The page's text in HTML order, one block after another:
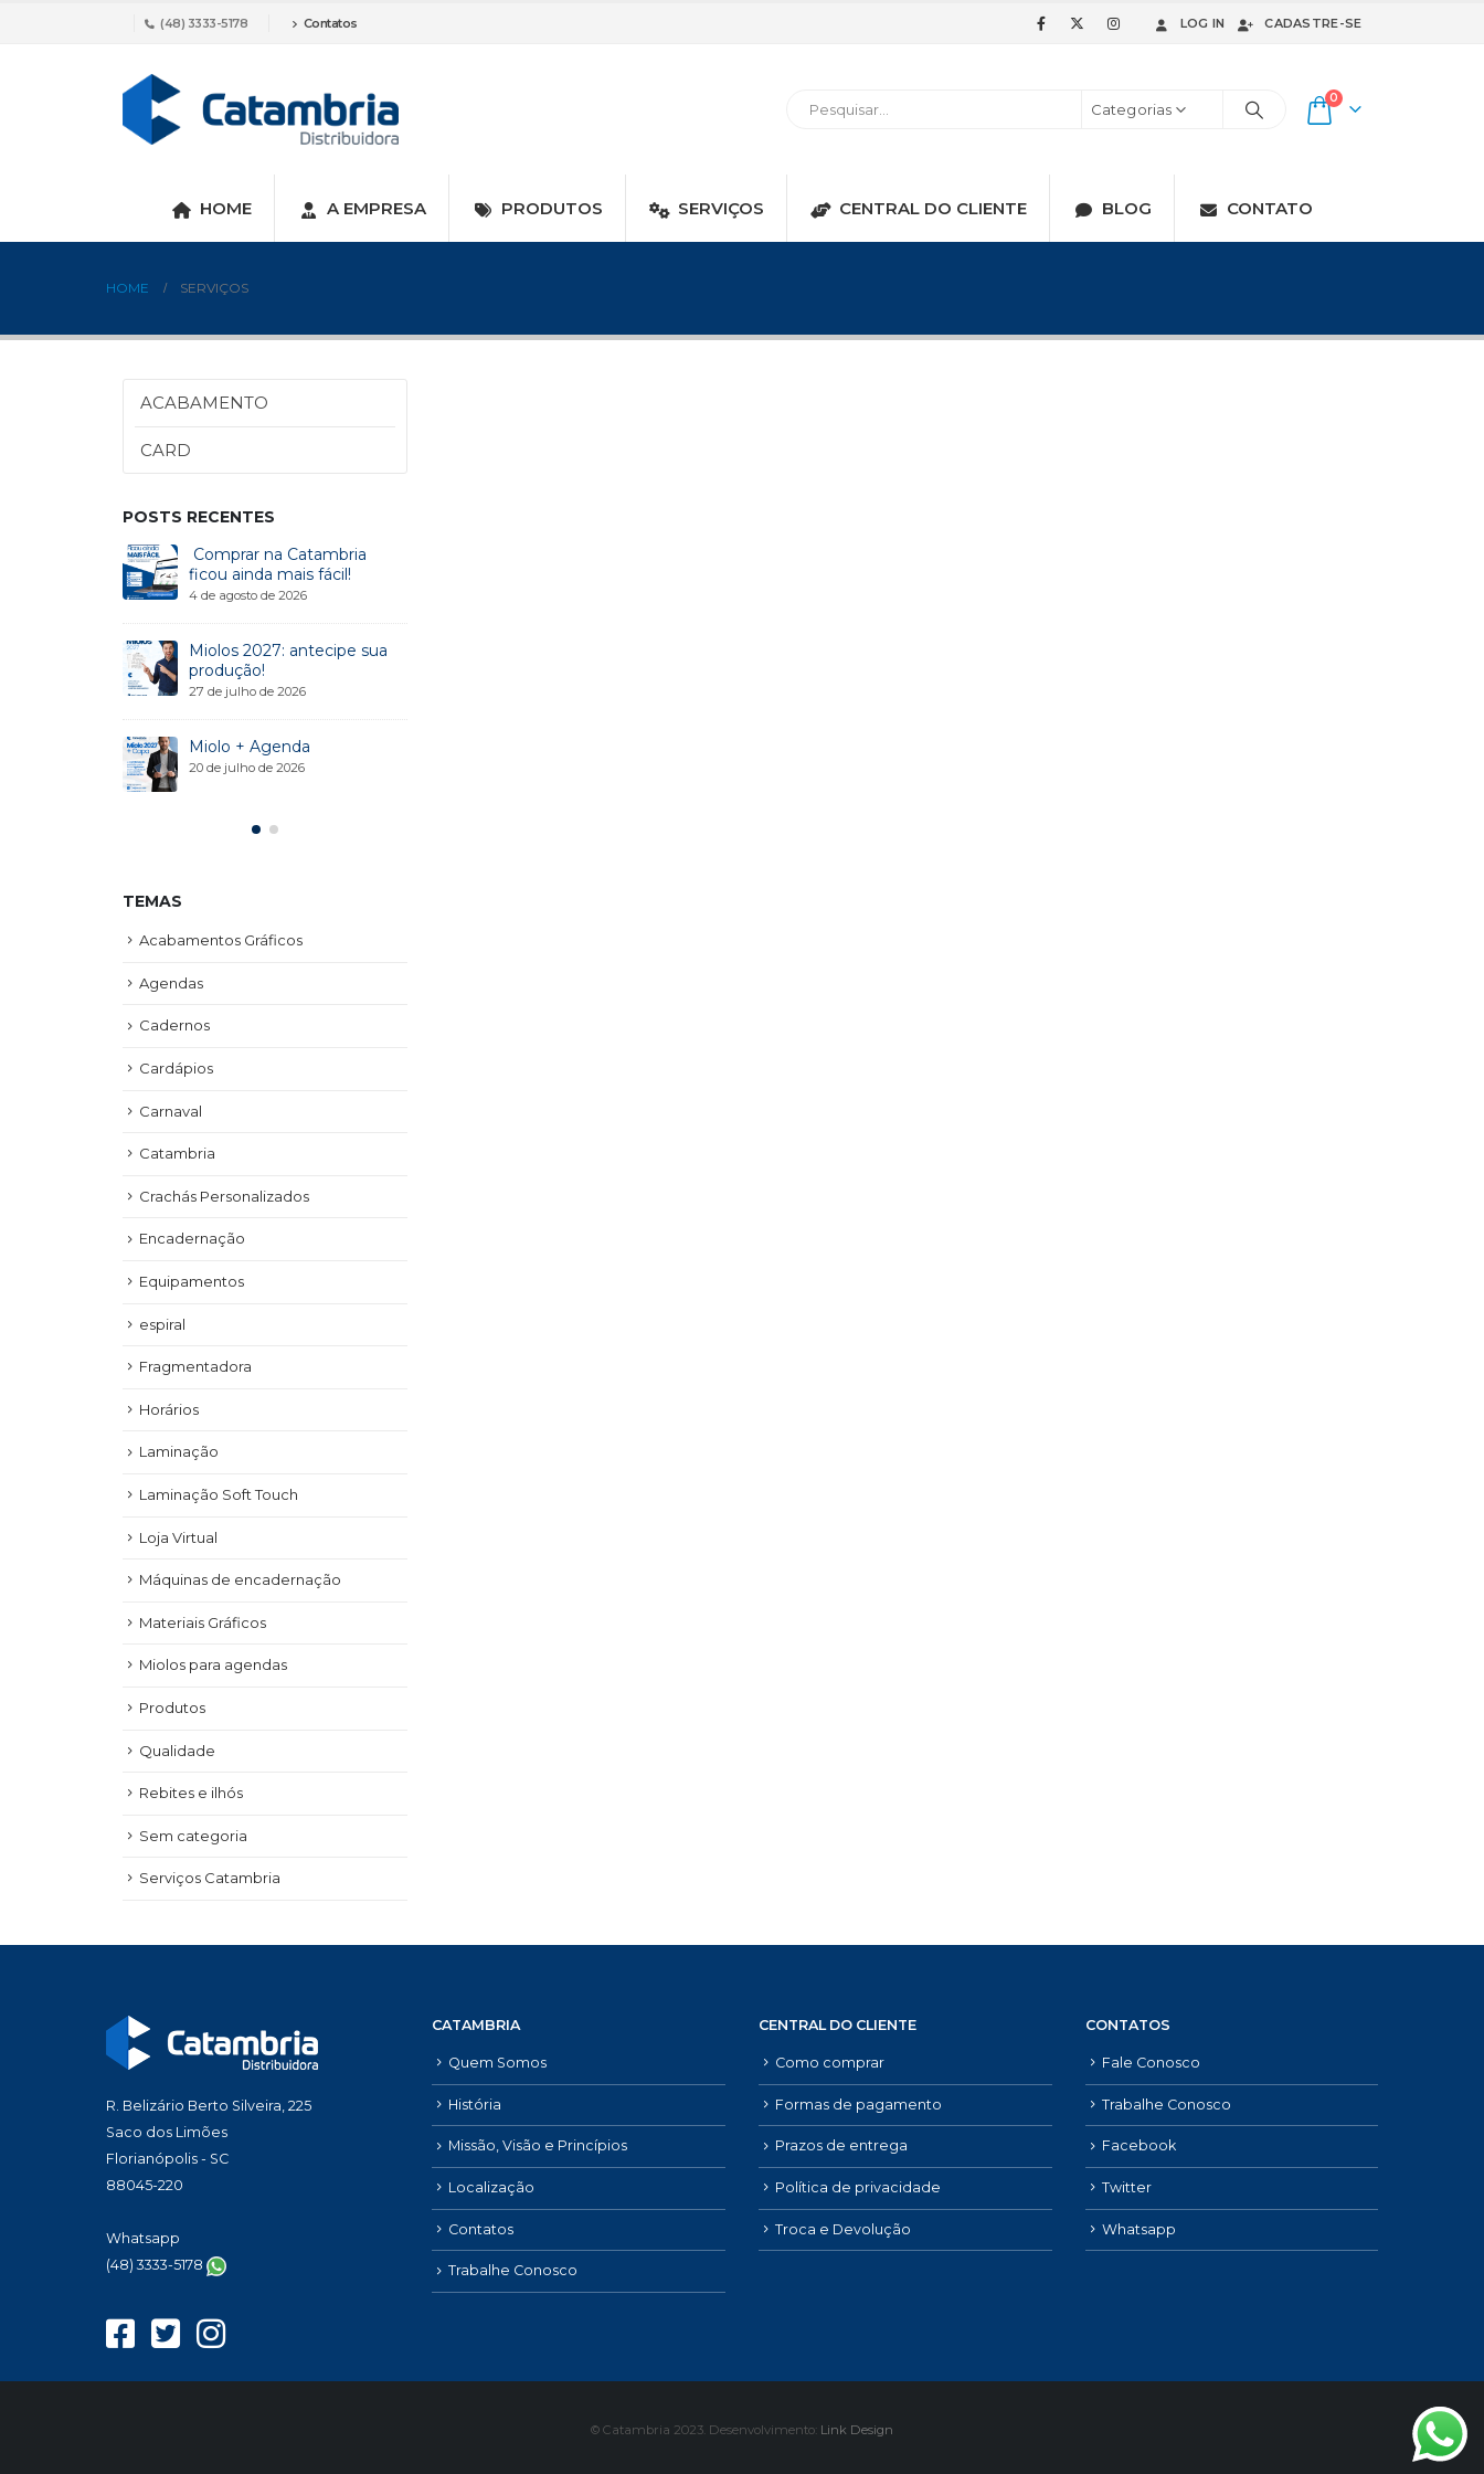
(48) 3333-5178 Contatos LOG IN CADASTRE-SE
Categorias
0
HOME A EMPRESA PRODUTOS SERVIÇOS CENTRAL DO CLIENTE BLOG CONTATO
HOME SERVIÇOS
ACABAMENTO
CARD
POSTS RECENTES
Comprar na Catambria
ficou ainda mais fácil!
4 de agosto de 2026
Miolos 2027: antecipe sua
produção!
27 de julho de 2026
Miolo + Agenda
20 de julho de 2026
TEMAS
Acabamentos Gráficos
Agendas
Cadernos
Cardápios
Carnaval
Catambria
Crachás Personalizados
Encadernação
Equipamentos
espiral
Fragmentadora
Horários
Laminação
Laminação Soft Touch
Loja Virtual
Máquinas de encadernação
Materiais Gráficos
Miolos para agendas
Produtos
Qualidade
Rebites e ilhós
Sem categoria
Serviços Catambria
R. Belizário Berto Silveira, 225
Saco dos Limões
Florianópolis - SC
88045-220
Whatsapp
(48) 3333-5178
CATAMBRIA
Quem Somos
História
Missão, Visão e Princípios
Localização
Contatos
Trabalhe Conosco
CENTRAL DO CLIENTE
Como comprar
Formas de pagamento
Prazos de entrega
Política de privacidade
Troca e Devolução
CONTATOS
Fale Conosco
Trabalhe Conosco
Facebook
Twitter
Whatsapp
© Catambria 2023. Desenvolvimento: Link Design